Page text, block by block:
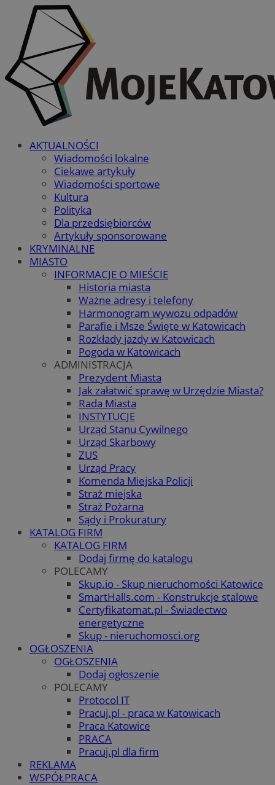
AKTUALNOŚCI
Wiadomości lokalne
Ciekawe artykuły
Wiadomości sportowe
Kultura
Polityka
Dla przedsiębiorców
Artykuły sponsorowane
KRYMINALNE
MIASTO
INFORMACJE O MIEŚCIE
Historia miasta
Ważne adresy i telefony
Harmonogram wywozu odpadów
Parafie i Msze Święte w Katowicach
Rozkłady jazdy w Katowicach
Pogoda w Katowicach
ADMINISTRACJA
Prezydent Miasta
Jak załatwić sprawę w Urzędzie Miasta?
Rada Miasta
INSTYTUCJE
Urząd Stanu Cywilnego
Urząd Skarbowy
ZUS
Urząd Pracy
Komenda Miejska Policji
Straż miejska
Straż Pożarna
Sądy i Prokuratury
KATALOG FIRM
KATALOG FIRM
Dodaj firmę do katalogu
POLECAMY
Skup.io - Skup nieruchomości Katowice
SmartHalls.com - Konstrukcje stalowe
Certyfikatomat.pl - Świadectwo
energetyczne
Skup - nieruchomosci.org
OGŁOSZENIA
OGŁOSZENIA
Dodaj ogłoszenie
POLECAMY
Protocol IT
Pracuj.pl - praca w Katowicach
Praca Katowice
PRACA
Pracuj.pl dla firm
REKLAMA
WSPÓŁPRACA